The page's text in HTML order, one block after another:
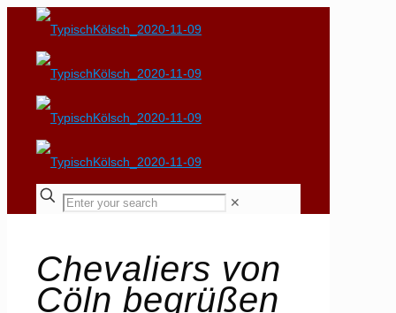
✕
Chevaliers von
Cöln begrüßen